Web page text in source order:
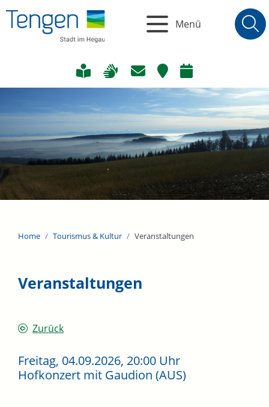
Menü
Home Tourismus & Kultur Veranstaltungen
Veranstaltungen
Zurück
Freitag, 04.09.2026, 20:00 Uhr
Hofkonzert mit Gaudion (AUS)